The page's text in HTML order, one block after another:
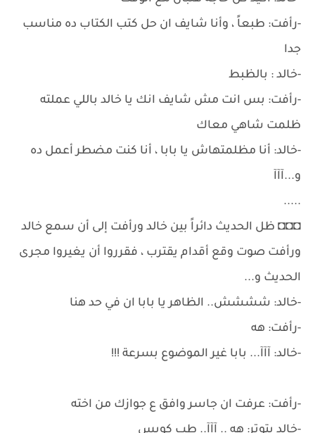
-رأفت: طبعاً ، وأنا شايف ان حل كتب الكتاب ده مناسب
جدا
-خالد : بالظبط
-رأفت: بس انت مش شايف انك يا خالد باللي عملته
ظلمت شاهي معاك
-خالد: أنا مظلمتهاش يا بابا ، أنا كنت مضطر أعمل ده
و...آآآ
.....
◘◘◘ ظل الحديث دائراً بين خالد ورأفت إلى أن سمع خالد
ورأفت صوت وقع أقدام يقترب ، فقرروا أن يغيروا مجرى
الحديث و...
-خالد: شششش.. الظاهر يا بابا ان في حد هنا
-رأفت: هه
-خالد: آآآ... بابا غير الموضوع بسرعة !!!
-رأفت: عرفت ان جاسر وافق ع جوازك من اخته
-خالد بتوتر: هه .. آآآ.. طب كويس